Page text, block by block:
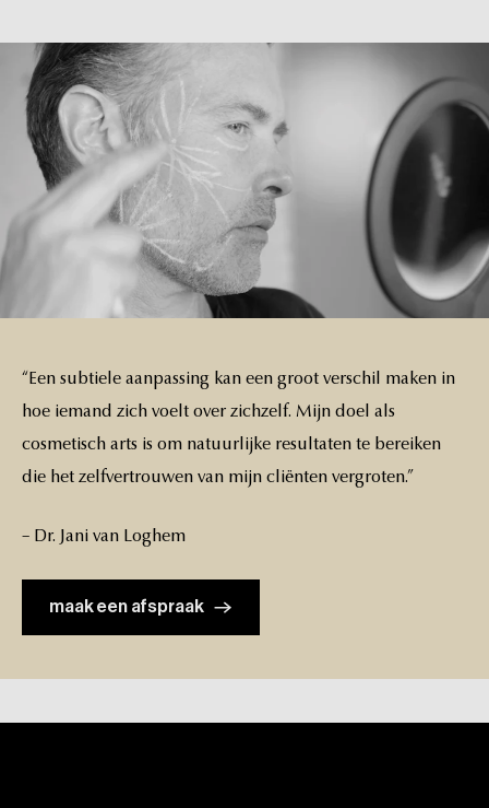
“Een subtiele aanpassing kan een groot verschil maken in
hoe iemand zich voelt over zichzelf. Mijn doel als
cosmetisch arts is om natuurlijke resultaten te bereiken
die het zelfvertrouwen van mijn cliënten vergroten.”
– Dr. Jani van Loghem
maak een afspraak